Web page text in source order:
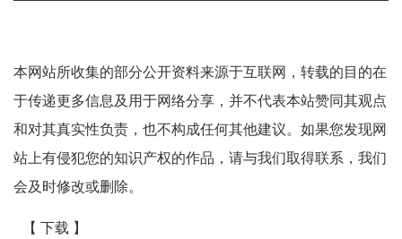
本网站所收集的部分公开资料来源于互联网，转载的目的在
于传递更多信息及用于网络分享，并不代表本站赞同其观点
和对其真实性负责，也不构成任何其他建议。如果您发现网
站上有侵犯您的知识产权的作品，请与我们取得联系，我们
会及时修改或删除。
【 下载 】